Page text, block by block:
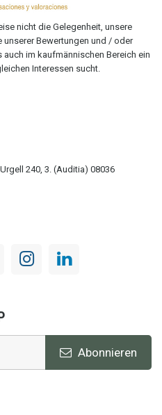
nicht die Gelegenheit, unsere
Bewertungen und / oder
im kaufmännischen Bereich ein
Interessen sucht.
240, 3. (Auditia) 08036
Abonnieren